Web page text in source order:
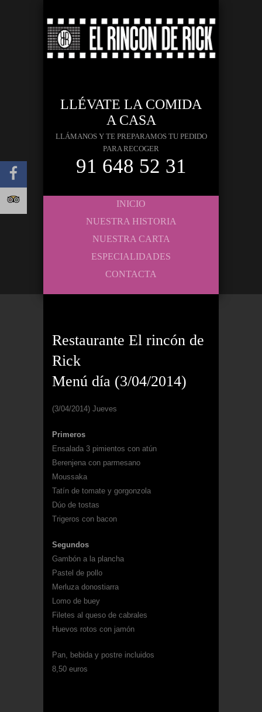
LLÉVATE LA COMIDA
A CASA
LLÁMANOS Y TE PREPARAMOS TU PEDIDO
PARA RECOGER
91 648 52 31
INICIO
NUESTRA HISTORIA
NUESTRA CARTA
ESPECIALIDADES
CONTACTA
Restaurante El rincón de
Rick
Menú día (3/04/2014)
(3/04/2014) Jueves
Primeros
Ensalada 3 pimientos con atún
Berenjena con parmesano
Moussaka
Tatín de tomate y gorgonzola
Dúo de tostas
Trigeros con bacon
Segundos
Gambón a la plancha
Pastel de pollo
Merluza donostiarra
Lomo de buey
Filetes al queso de cabrales
Huevos rotos con jamón
Pan, bebida y postre incluidos
8,50 euros